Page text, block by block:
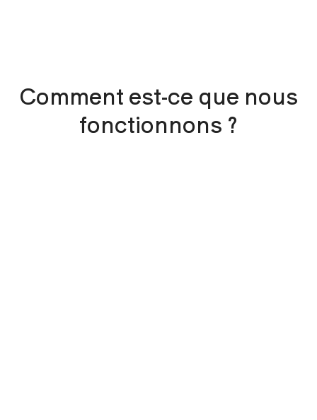
Comment est-ce que nous
fonctionnons ?